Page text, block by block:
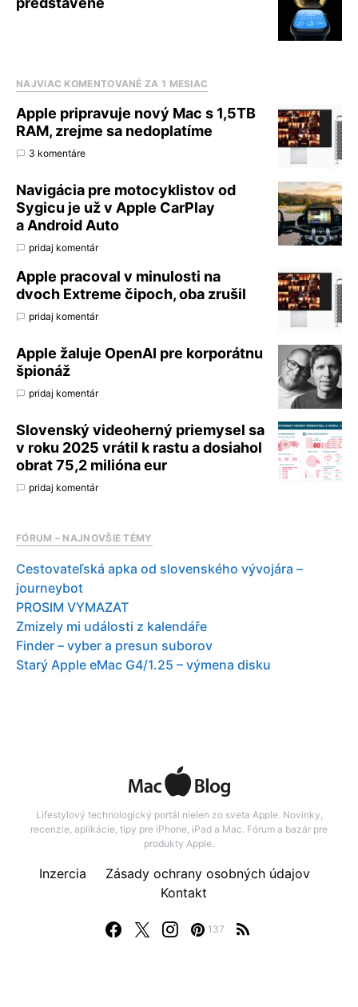
NAJVIAC KOMENTOVANÉ ZA 1 MESIAC
Apple pripravuje nový Mac s 1,5TB
RAM, zrejme sa nedoplatíme
3 komentáre
Navigácia pre motocyklistov od
Sygicu je už v Apple CarPlay
a Android Auto
pridaj komentár
Apple pracoval v minulosti na
dvoch Extreme čipoch, oba zrušil
pridaj komentár
Apple žaluje OpenAI pre korporátnu
špionáž
pridaj komentár
Slovenský videoherný priemysel sa
v roku 2025 vrátil k rastu a dosiahol
obrat 75,2 milióna eur
pridaj komentár
FÓRUM – NAJNOVŠIE TÉMY
Cestovateľská apka od slovenského vývojára –
journeybot
PROSIM VYMAZAT
Zmizely mi události z kalendáře
Finder – vyber a presun suborov
Starý Apple eMac G4/1.25 – výmena disku
Lifestylový technologický portál nielen zo sveta Apple. Novinky,
recenzie, aplikácie, tipy pre iPhone, iPad a Mac. Fórum a bazár pre
produkty Apple.
137
Inzercia
Zásady ochrany osobných údajov
Kontakt